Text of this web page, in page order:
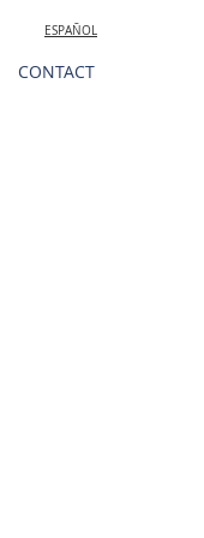
ESPAÑOL
CONTACT